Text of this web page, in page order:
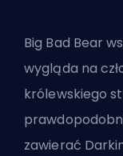
Big Bad Bear
wygląda na
królewskiego
zawierać